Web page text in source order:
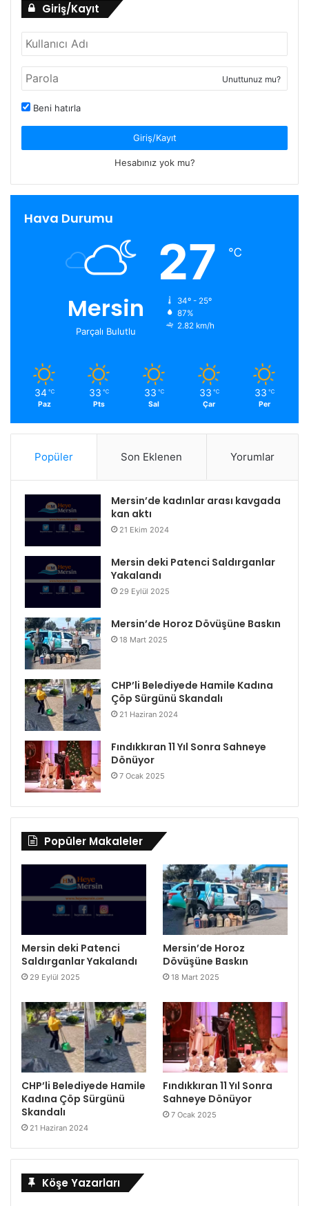
Giriş/Kayıt
Unuttunuz mu?
Beni hatırla
Giriş/Kayıt
Hesabınız yok mu?
Hava Durumu
Mersin
Parçalı Bulutlu
27 ℃
34º - 25º
87%
2.82 km/h
34 ℃
Paz
33 ℃
Pts
33 ℃
Sal
33 ℃
Çar
33 ℃
Per
Popüler Son Eklenen Yorumlar
Mersin’de kadınlar arası kavgada
kan aktı
21 Ekim 2024
Mersin deki Patenci Saldırganlar
Yakalandı
29 Eylül 2025
Mersin’de Horoz Dövüşüne Baskın
18 Mart 2025
CHP’li Belediyede Hamile Kadına
Çöp Sürgünü Skandalı
21 Haziran 2024
Fındıkkıran 11 Yıl Sonra Sahneye
Dönüyor
7 Ocak 2025
Popüler Makaleler
Mersin deki Patenci
Saldırganlar Yakalandı
29 Eylül 2025
Mersin’de Horoz
Dövüşüne Baskın
18 Mart 2025
CHP’li Belediyede Hamile
Kadına Çöp Sürgünü
Skandalı
21 Haziran 2024
Fındıkkıran 11 Yıl Sonra
Sahneye Dönüyor
7 Ocak 2025
Köşe Yazarları